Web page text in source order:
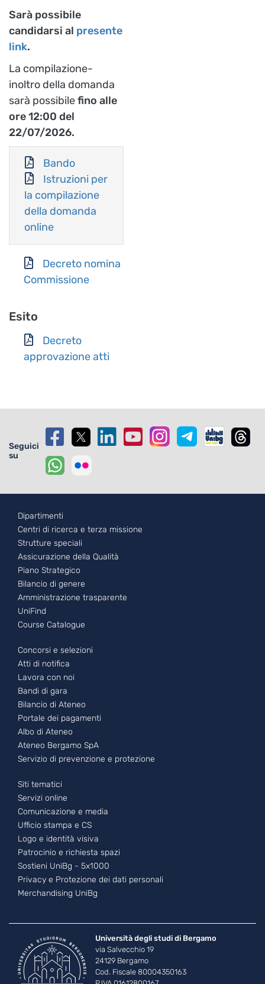
Sarà possibile
candidarsi al presente
link.
La compilazione-
inoltro della domanda
sarà possibilefino alle
ore 12:00 del
22/07/2026.
Bando
Istruzioni per
la compilazione
della domanda
online
Decreto nomina
Commissione
Esito
Decreto
approvazione atti
Seguici
su
Footer - 1
Dipartimenti
Centri di ricerca e terza missione
Strutture speciali
Assicurazione della Qualità
Piano Strategico
Bilancio di genere
Amministrazione trasparente
UniFind
Course Catalogue
Footer - 2
Concorsi e selezioni
Atti di notifica
Lavora con noi
Bandi di gara
Bilancio di Ateneo
Portale dei pagamenti
Albo di Ateneo
Ateneo Bergamo SpA
Servizio di prevenzione e protezione
Footer - 3
Siti tematici
Servizi online
Comunicazione e media
Ufficio stampa e CS
Logo e identità visiva
Patrocinio e richiesta spazi
Sostieni UniBg - 5x1000
Privacy e Protezione dei dati personali
Merchandising UniBg
Università degli studi di Bergamo
via Salvecchio 19
24129 Bergamo
Cod. Fiscale 80004350163